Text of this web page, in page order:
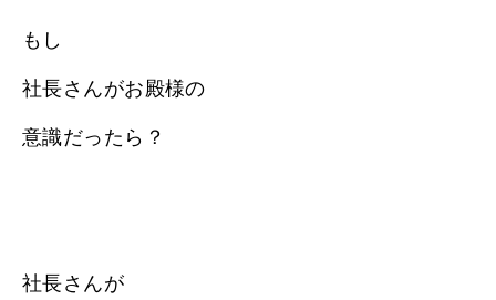
もし
社長さんがお殿様の
意識だったら？
社長さんが